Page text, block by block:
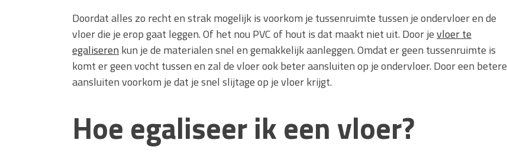
Doordat alles zo recht en strak mogelijk is voorkom je tussenruimte tussen je ondervloer en de
vloer die je erop gaat leggen. Of het nou PVC of hout is dat maakt niet uit. Door jevloer te
egaliseren kun je de materialen snel en gemakkelijk aanleggen. Omdat er geen tussenruimte is
komt er geen vocht tussen en zal de vloer ook beter aansluiten op je ondervloer. Door een betere
aansluiten voorkom je dat je snel slijtage op je vloer krijgt.
Hoe egaliseer ik een vloer?